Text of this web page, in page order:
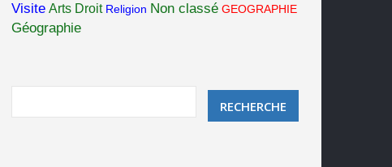
Visite Arts Droit Religion Non classé GEOGRAPHIE
Géographie